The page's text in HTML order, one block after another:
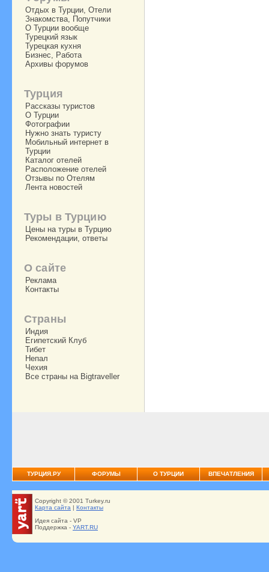
Отдых в Турции, Отели
Знакомства, Попутчики
О Турции вообще
Турецкий язык
Турецкая кухня
Бизнес, Работа
Архивы форумов
Турция
Рассказы туристов
О Турции
Фотографии
Нужно знать туристу
Мобильный интернет в
Турции
Каталог отелей
Расположение отелей
Отзывы по Отелям
Лента новостей
Туры в Турцию
Цены на туры в Турцию
Рекомендации, ответы
О сайте
Реклама
Контакты
Страны
Индия
Египетский Клуб
Тибет
Непал
Чехия
Все страны на Bigtraveller
ТУРЦИЯ.РУ ФОРУМЫ О ТУРЦИИ ВПЕЧАТЛЕНИЯ
Copyright © 2001 Turkey.ru
Карта сайта | Контакты
Идея сайта - VP
Поддержка - YART.RU